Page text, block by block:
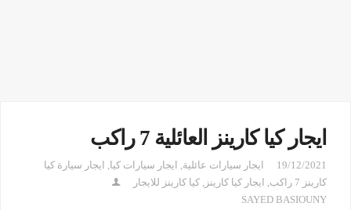
ايجار كيا كارينز العائلية 7 راكب
19/12/2021 ايجار سيارات عائلية, ايجار سيارات كيا, ايجار سيارة كيا
كارينز 7 راكب
, ايجار كيا كارينز , كيا كارينز للايجار
SAYED BASIOUNY